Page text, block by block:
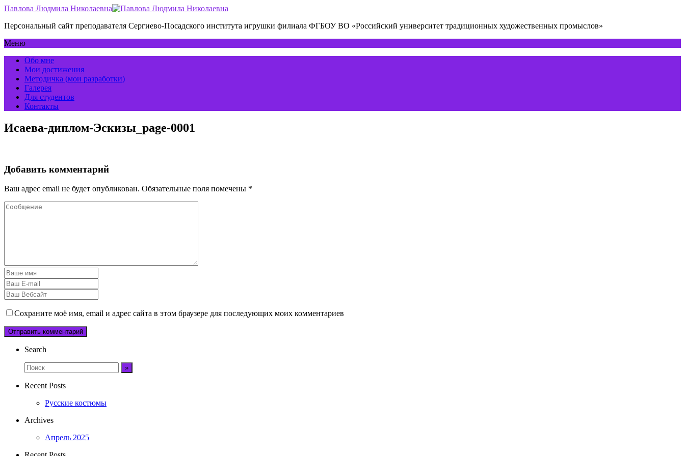
Павлова Людмила Николаевна
Персональный сайт преподавателя Сергиево-Посадского института игрушки филиала ФГБОУ ВО «Российский университет традиционных художественных промыслов»
Меню
Обо мне
Мои достижения
Методичка (мои разработки)
Галерея
Для студентов
Контакты
Исаева-диплом-Эскизы_page-0001
Добавить комментарий
Ваш адрес email не будет опубликован. Обязательные поля помечены *
Сохраните моё имя, email и адрес сайта в этом браузере для последующих моих комментариев
Search
Recent Posts
Русские костюмы
Archives
Апрель 2025